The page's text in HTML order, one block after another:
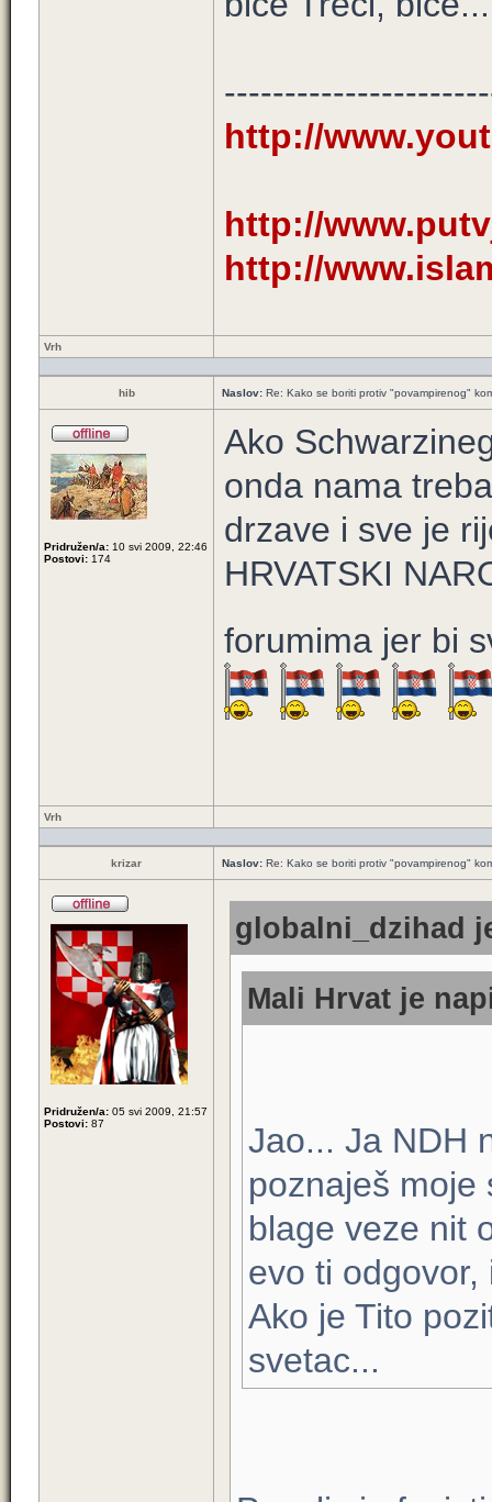
http://
http://
http://
Vrh
hib Naslov: Re: Kako se boriti protiv "povampirenog"
Pridružen/a: 10 svi 2009, 22:46
Postovi: 174
Ako
onda nama
drzave i sve je
HRVATSKI
forumima jer bi
Vrh
krizar Naslov: Re: Kako se boriti protiv "povampirenog"
Pridružen/a: 05 svi 2009, 21:57
Postovi: 87
globalni_dzihad
Mali Hrvat je
Jao... Ja NDH
poznaješ moje
blage veze nit
evo ti
Ako je Tito
svetac...